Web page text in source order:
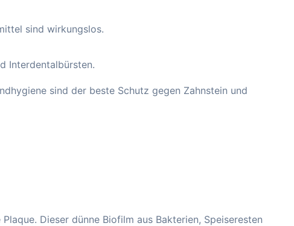
sind wirkungslos.
Interdentalbürsten.
sind der beste Schutz gegen Zahnstein und
Dieser dünne Biofilm aus Bakterien, Speiseresten